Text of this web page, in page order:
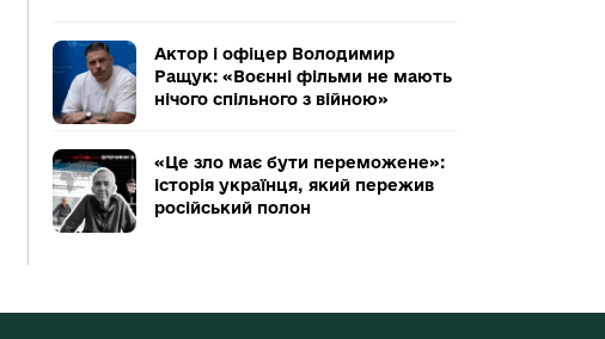
Актор і офіцер Володимир
Ращук: «Воєнні фільми не мають
нічого спільного з війною»
«Це зло має бути переможене»:
історія українця, який пережив
російський полон